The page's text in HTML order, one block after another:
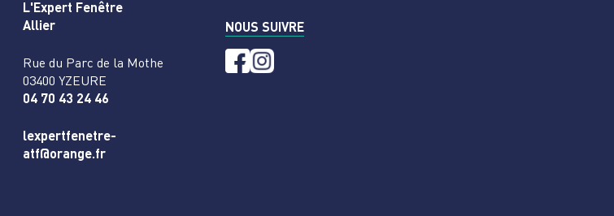
L'Expert Fenêtre
Allier
Rue du Parc de la Mothe
03400 YZEURE
04 70 43 24 46
lexpertfenetre-
atf@orange.fr
NOUS SUIVRE